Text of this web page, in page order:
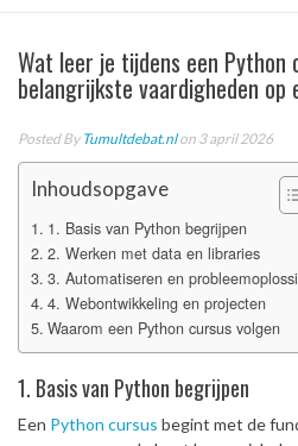
Wat leer je tijdens een Python
belangrijkste vaardigheden op
Posted By Tumultdebat.nlon 3 april 2026
Inhoudsopgave
1. Basis van Python begrijpen
2. Werken met data en libraries
3. Automatiseren en
4. Webontwikkeling en projecten
Waarom een Python cursus volgen
1. Basis van Python begrijpen
Een Python cursus begint met de